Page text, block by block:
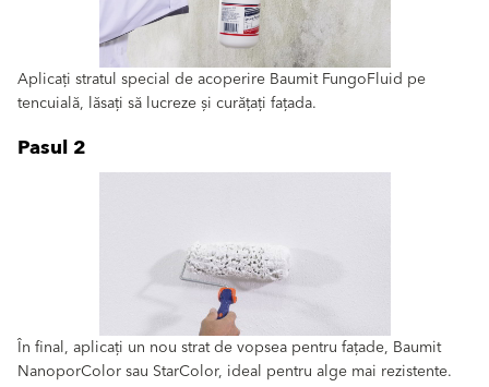
Aplicați stratul special de acoperire Baumit FungoFluid pe
tencuială, lăsați să lucreze și curățați fațada.
Pasul 2
În final, aplicați un nou strat de vopsea pentru fațade, Baumit
NanoporColor sau StarColor, ideal pentru alge mai rezistente.